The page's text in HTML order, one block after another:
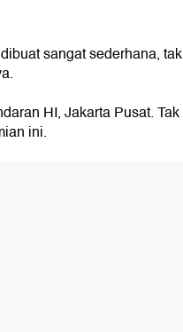
sangat sederhana, tak
HI, Jakarta Pusat. Tak
ini.